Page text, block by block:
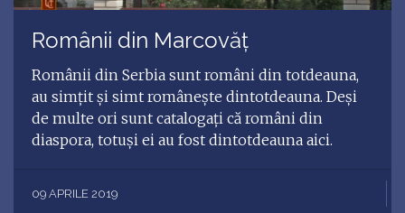
Românii din Marcovăț
Românii din Serbia sunt români din totdeauna,
au simţit şi simt româneşte dintotdeauna. Deşi
de multe ori sunt catalogaţi că români din
diaspora, totuşi ei au fost dintotdeauna aici.
09 APRILE 2019